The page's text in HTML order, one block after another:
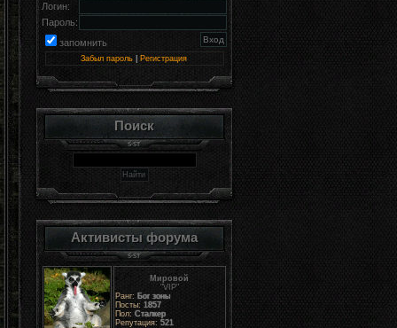
Логин:
Пароль:
запомнить
Забыл пароль Регистрация
Поиск
Активисты форума
Мировой
"VIP"
Ранг: Бог зоны
Посты: 1857
Пол: Сталкер
Репутация: 521